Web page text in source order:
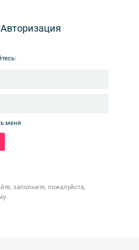
Авторизация
меня
заполните, пожалуйста,